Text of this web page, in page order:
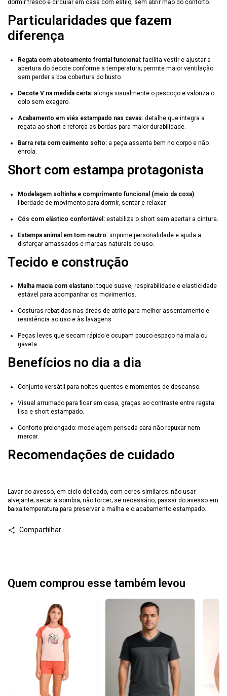
dormir fresco e circular em casa com estilo, sem abrir mão do conforto.
Particularidades que fazem
diferença
Regata com abotoamento frontal funcional:facilita vestir e ajustar a
abertura do decote conforme a temperatura; permite maior ventilação
sem perder a boa cobertura do busto.
Decote V na medida certa: alonga visualmente o pescoço e valoriza o
colo sem exagero.
Acabamento em viés estampado nas cavas: detalhe que integra a
regata ao short e reforça as bordas para maior durabilidade.
Barra reta com caimento solto: a peça assenta bem no corpo e não
enrola.
Short com estampa protagonista
Modelagem soltinha e comprimento funcional (meio da coxa):
liberdade de movimento para dormir, sentar e relaxar.
Cós com elástico confortável: estabiliza o short sem apertar a cintura.
Estampa animal em tom neutro: imprime personalidade e ajuda a
disfarçar amassados e marcas naturais do uso.
Tecido e construção
Malha macia com elastano:toque suave, respirabilidade e elasticidade
estável para acompanhar os movimentos.
Costuras rebatidas nas áreas de atrito para melhor assentamento e
resistência ao uso e às lavagens.
Peças leves que secam rápido e ocupam pouco espaço na mala ou
gaveta.
Benefícios no dia a dia
Conjunto versátil para noites quentes e momentos de descanso.
Visual arrumado para ficar em casa, graças ao contraste entre regata
lisa e short estampado.
Conforto prolongado: modelagem pensada para não repuxar nem
marcar.
Recomendações de cuidado
Lavar do avesso, em ciclo delicado, com cores similares; não usar
alvejante; secar à sombra; não torcer; se necessário, passar do avesso em
baixa temperatura para preservar a malha e o acabamento estampado.
Compartilhar
Quem comprou esse também levou